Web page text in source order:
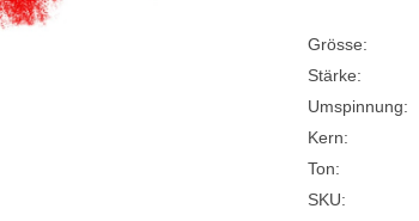
Grösse:
Stärke:
Umspinnung:
Kern:
Ton:
SKU: